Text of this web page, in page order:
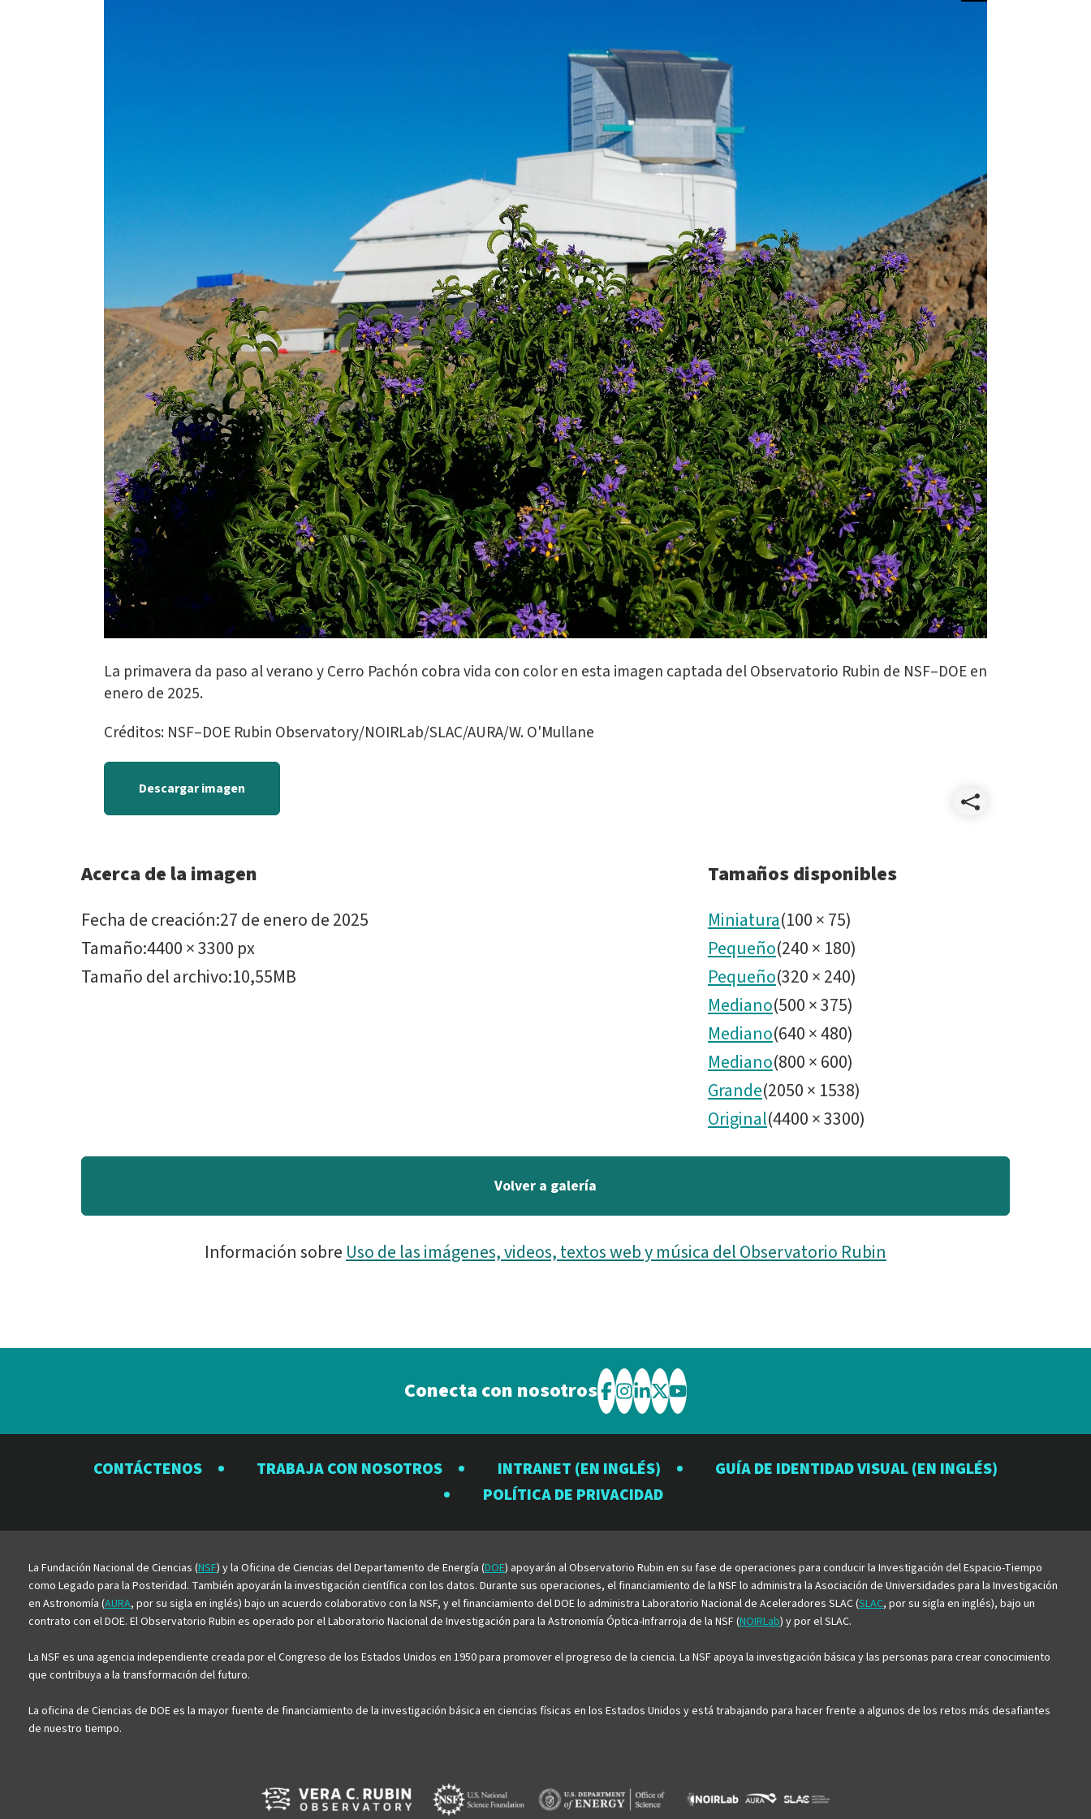
La primavera da paso al verano y Cerro Pachón cobra vida con color en esta imagen captada del Observatorio Rubin de NSF–DOE en
enero de 2025.
Créditos: NSF–DOE Rubin Observatory/NOIRLab/SLAC/AURA/W. O'Mullane
Descargar imagen
Acerca de la imagen
Fecha de creación:27 de enero de 2025
Tamaño:4400 × 3300 px
Tamaño del archivo:10,55MB
Tamaños disponibles
Miniatura(100×75)
Pequeño(240× 180)
Pequeño(320×240)
Mediano(500×375)
Mediano(640×480)
Mediano(800×600)
Grande(2050× 1538)
Original(4400×3300)
Volver a galería
Información sobre Uso de las imágenes, videos, textos web y música del Observatorio Rubin
Conecta con nosotros Visite
el
Observatorio
Rubin
Visite
el
Observatorio
Rubin
Visite
el
Observatorio
Rubin
Visite
el
Observatorio
Rubin
Visite
el
Observatorio
CONTÁCTENOS TRABAJA CON NOSOTROS INTRANET (EN INGLÉS)
GUÍA DE IDENTIDAD VISUAL (EN INGLÉS)
POLÍTICA DE PRIVACIDAD
La Fundación Nacional de Ciencias (NSF) y la Oficina de Ciencias del Departamento de Energía (DOE) apoyarán al Observatorio Rubin en su fase de operaciones para conducir la Investigación del Espacio-Tiempo
como Legado para la Posteridad. También apoyarán la investigación científica con los datos. Durante sus operaciones, el financiamiento de la NSF lo administra la Asociación de Universidades para la Investigación
en Astronomía (AURA, por su sigla en inglés) bajo un acuerdo colaborativo con la NSF, y el financiamiento del DOE lo administra Laboratorio Nacional de Aceleradores SLAC (SLAC, por su sigla en inglés), bajo un
contrato con el DOE. El Observatorio Rubin es operado por el Laboratorio Nacional de Investigación para la Astronomía Óptica-Infrarroja de la NSF (NOIRLab) y por el SLAC.
La NSF es una agencia independiente creada por el Congreso de los Estados Unidos en 1950 para promover el progreso de la ciencia. La NSF apoya la investigación básica y las personas para crear conocimiento
que contribuya a la transformación del futuro.
La oficina de Ciencias de DOE es la mayor fuente de financiamiento de la investigación básica en ciencias físicas en los Estados Unidos y está trabajando para hacer frente a algunos de los retos más desafiantes
de nuestro tiempo.